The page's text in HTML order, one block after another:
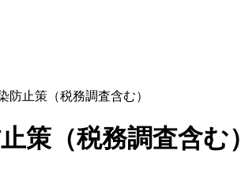
防止策（税務調査含む）
策（税務調査含む）